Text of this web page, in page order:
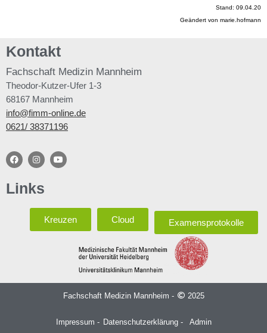
Stand: 09.04.20
Geändert von marie.hofmann
Kontakt
Fachschaft Medizin Mannheim
Theodor-Kutzer-Ufer 1-3
68167 Mannheim
info@fimm-online.de
0621/ 38371196
Links
Kreuzen Cloud Examensprotokolle
Fachschaft Medizin Mannheim - 2025
Impressum - Datenschutzerklärung - Admin